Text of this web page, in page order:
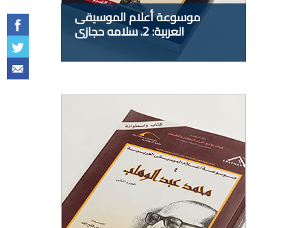
موسوعة أعلام الموسيقى
العربية: 2. سلامه حجازى